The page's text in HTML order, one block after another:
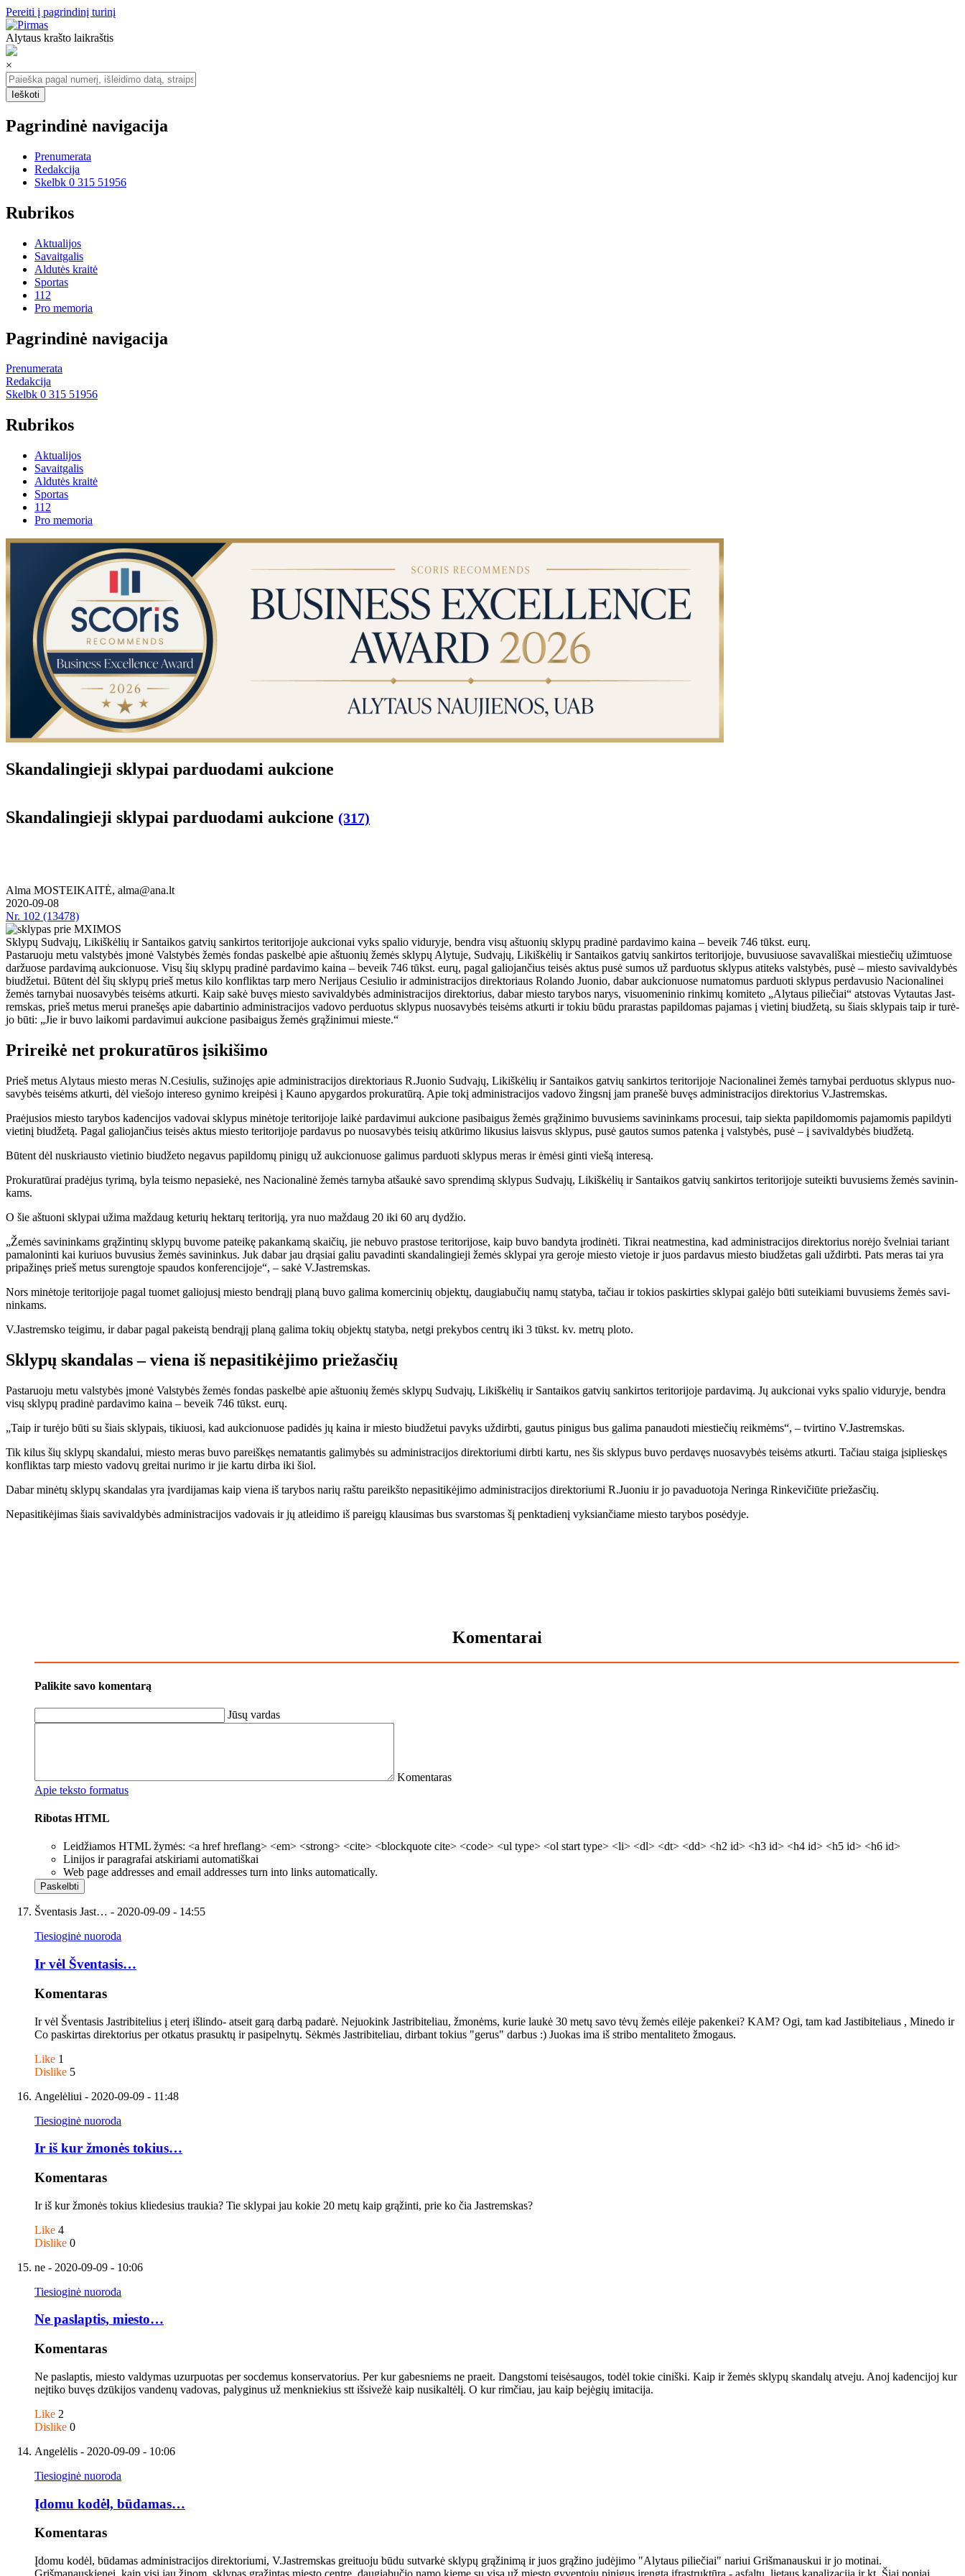
Pereiti į pagrindinį turinį
Alytaus krašto laikraštis
×
Pagrindinė navigacija
Prenumerata
Redakcija
Skelbk 0 315 51956
Rubrikos
Aktualijos
Savaitgalis
Aldutės kraitė
Sportas
112
Pro memoria
Pagrindinė navigacija
Prenumerata
Redakcija
Skelbk 0 315 51956
Rubrikos
Aktualijos
Savaitgalis
Aldutės kraitė
Sportas
112
Pro memoria
Skan­da­lin­gie­ji skly­pai par­duo­da­mi auk­cio­ne
Skan­da­lin­gie­ji skly­pai par­duo­da­mi auk­cio­ne (317)
Alma MOSTEIKAITĖ, alma@ana.lt
2020-09-08
Nr. 102 (13478)
Skly­pų Su­dva­jų, Li­kiš­kė­lių ir San­tai­kos gat­vių san­kir­tos te­ri­to­ri­jo­je auk­cio­nai vyks spa­lio vi­du­ry­je, ben­dra vi­sų aštuonių skly­pų pra­di­nė par­da­vi­mo kai­na – be­veik 746 tūkst. eu­rų.
Pas­ta­ruo­ju me­tu vals­ty­bės įmo­nė Vals­ty­bės že­mės fon­das pa­skel­bė apie aš­tuo­nių že­mės skly­pų Aly­tu­je, Su­dva­jų, Li­kiš­kė­lių ir San­tai­kos gat­vių san­kir­tos te­ri­to­ri­jo­je, bu­vu­siuo­se sa­va­va­liš­kai mies­tie­čių už­im­tuo­se
dar­žuo­se par­da­vi­mą auk­cio­nuo­se. Vi­sų šių skly­pų pra­di­nė par­da­vi­mo kai­na – be­veik 746 tūkst. eu­rų, pa­gal ga­lio­jan­čius tei­sės ak­tus pu­sė su­mos už par­duo­tus skly­pus ati­teks vals­ty­bės, pu­sė – mies­to sa­vi­val­dy­bės
biu­dže­tui. Bū­tent dėl šių skly­pų prieš me­tus ki­lo kon­flik­tas tarp me­ro Ne­ri­jaus Ce­siu­lio ir ad­mi­nist­ra­ci­jos di­rek­to­riaus Ro­lan­do Juo­nio, da­bar auk­cio­nuo­se nu­ma­to­mus par­duo­ti skly­pus per­da­vu­sio Na­cio­na­li­nei
že­mės tar­ny­bai nuo­sa­vy­bės tei­sėms at­kur­ti. Kaip sa­kė bu­vęs mies­to sa­vi­val­dy­bės ad­mi­nist­ra­ci­jos di­rek­to­rius, da­bar mies­to ta­ry­bos na­rys, vi­suo­me­ni­nio rin­ki­mų ko­mi­te­to „Aly­taus pi­lie­čiai“ at­sto­vas Vy­tau­tas Jast­
rems­kas, prieš me­tus me­rui pra­ne­šęs apie da­bar­ti­nio ad­mi­nist­ra­ci­jos va­do­vo per­duo­tus skly­pus nuo­sa­vy­bės tei­sėms at­kur­ti ir to­kiu bū­du pra­ras­tas pa­pil­do­mas pa­ja­mas į vie­ti­nį biu­dže­tą, su šiais skly­pais taip ir tu­rė­
jo bū­ti: „Jie ir bu­vo lai­ko­mi par­da­vi­mui auk­cio­ne pa­si­bai­gus že­mės grą­ži­ni­mui mies­te.“
Pri­rei­kė net pro­ku­ra­tū­ros įsi­ki­ši­mo
Prieš me­tus Aly­taus mies­to me­ras N.Ce­siu­lis, su­ži­no­jęs apie ad­mi­nist­ra­ci­jos di­rek­to­riaus R.Juo­nio Su­dva­jų, Li­kiš­kė­lių ir San­tai­kos gat­vių san­kir­tos te­ri­to­ri­jo­je Nacionalinei žemės tarnybai per­duo­tus skly­pus nuo­
sa­vy­bės tei­sėms at­kur­ti, dėl vie­šo­jo in­te­re­so gy­ni­mo krei­pė­si į Kau­no apy­gar­dos pro­ku­ra­tū­rą. Apie to­kį ad­mi­nist­ra­ci­jos va­do­vo žings­nį jam pra­ne­šė bu­vęs ad­mi­nist­ra­ci­jos di­rek­to­rius V.Jast­rems­kas.
Pra­ėju­sios mies­to ta­ry­bos ka­den­ci­jos va­do­vai skly­pus mi­nė­to­je te­ri­to­ri­jo­je lai­kė par­da­vi­mui auk­cio­ne pa­si­bai­gus že­mės grą­ži­ni­mo bu­vu­siems sa­vi­nin­kams pro­ce­sui, taip siek­ta pa­pil­do­mo­mis pa­ja­mo­mis pa­pil­dy­ti
vie­ti­nį biu­dže­tą. Pa­gal ga­lio­jan­čius tei­sės ak­tus mies­to te­ri­to­ri­jo­je par­da­vus po nuo­sa­vy­bės tei­sių at­kū­ri­mo li­ku­sius lais­vus skly­pus, pu­sė gau­tos su­mos pa­ten­ka į vals­ty­bės, pu­sė – į sa­vi­val­dy­bės biu­dže­tą.
Bū­tent dėl nu­skriaus­to vie­ti­nio biu­dže­to ne­ga­vus pa­pil­do­mų pi­ni­gų už auk­cio­nuo­se ga­li­mus par­duo­ti skly­pus me­ras ir ėmė­si gin­ti vie­šą in­te­re­są.
Pro­ku­ra­tū­rai pra­dė­jus ty­ri­mą, by­la teis­mo ne­pa­sie­kė, nes Na­cio­na­li­nė že­mės tar­ny­ba at­šau­kė sa­vo spren­di­mą skly­pus Su­dva­jų, Li­kiš­kė­lių ir San­tai­kos gat­vių san­kir­tos te­ri­to­ri­jo­je su­teik­ti bu­vu­siems že­mės sa­vi­nin­
kams.
O šie aš­tuo­ni skly­pai už­ima maž­daug ke­tu­rių hek­ta­rų te­ri­to­ri­ją, yra nuo maž­daug 20 iki 60 arų dy­džio.
„Že­mės sa­vi­nin­kams grą­žin­ti­nų skly­pų bu­vo­me pa­tei­kę pa­kan­ka­mą skai­čių, jie ne­bu­vo pra­sto­se te­ri­to­ri­jo­se, kaip bu­vo ban­dy­ta įro­di­nė­ti. Tik­rai ne­at­mes­ti­na, kad ad­mi­nist­ra­ci­jos di­rek­to­rius no­rė­jo švel­niai ta­riant
pa­ma­lo­nin­ti kai ku­riuos bu­vu­sius že­mės sa­vi­nin­kus. Juk da­bar jau drą­siai ga­liu pa­va­din­ti skan­da­lin­gie­ji že­mės skly­pai yra ge­ro­je mies­to vie­to­je ir juos par­da­vus mies­to biu­dže­tas ga­li už­dirb­ti. Pats me­ras tai yra
pri­pa­ži­nęs prieš me­tus su­reng­to­je spau­dos kon­fe­ren­ci­jo­je“, – sa­kė V.Jast­rems­kas.
Nors mi­nė­to­je te­ri­to­ri­jo­je pa­gal tuo­met ga­lio­ju­sį mies­to ben­drą­jį pla­ną bu­vo ga­li­ma ko­mer­ci­nių ob­jek­tų, dau­gia­bu­čių na­mų sta­ty­ba, ta­čiau ir to­kios pa­skir­ties skly­pai ga­lė­jo bū­ti su­tei­kia­mi bu­vu­siems že­mės sa­vi­
nin­kams.
V.Jast­rems­ko tei­gi­mu, ir da­bar pa­gal pa­keis­tą ben­drą­jį pla­ną ga­li­ma to­kių ob­jek­tų sta­ty­ba, net­gi pre­ky­bos cen­trų iki 3 tūkst. kv. met­rų plo­to.
Skly­pų skan­da­las – vie­na iš ne­pa­si­ti­kė­ji­mo prie­žas­čių
Pas­ta­ruo­ju me­tu vals­ty­bės įmo­nė Vals­ty­bės že­mės fon­das pa­skel­bė apie aš­tuo­nių že­mės skly­pų Su­dva­jų, Li­kiš­kė­lių ir San­tai­kos gat­vių san­kir­tos te­ri­to­ri­jo­je par­davimą. Jų auk­cio­nai vyks spa­lio vi­du­ry­je, ben­dra
vi­sų skly­pų pra­di­nė par­da­vi­mo kai­na – be­veik 746 tūkst. eu­rų.
„Taip ir tu­rė­jo bū­ti su šiais skly­pais, ti­kiuo­si, kad auk­cio­nuo­se pa­di­dės jų kai­na ir mies­to biu­dže­tui pa­vyks už­dirb­ti, gau­tus pi­ni­gus bus ga­li­ma pa­nau­do­ti mies­tie­čių reik­mėms“, – tvir­ti­no V.Jast­rems­kas.
Tik ki­lus šių skly­pų skan­da­lui, mies­to me­ras bu­vo pa­reiš­kęs ne­ma­tan­tis ga­li­my­bės su ad­mi­nist­ra­ci­jos di­rek­to­riu­mi dirb­ti kar­tu, nes šis skly­pus bu­vo per­da­vęs nuo­sa­vy­bės tei­sėms at­kur­ti. Ta­čiau stai­ga įsi­plies­kęs
kon­flik­tas tarp mies­to va­do­vų grei­tai nu­ri­mo ir jie kar­tu dir­ba iki šiol.
Da­bar mi­nė­tų skly­pų skan­da­las yra įvar­di­ja­mas kaip vie­na iš ta­ry­bos na­rių raš­tu pa­reikš­to ne­pa­si­ti­kė­ji­mo ad­mi­nist­ra­ci­jos di­rek­to­riu­mi R.Juo­niu ir jo pa­va­duo­to­ja Ne­rin­ga Rin­ke­vi­čiū­te prie­žas­čių.
Ne­pa­si­ti­kė­ji­mas šiais sa­vi­val­dy­bės ad­mi­nist­ra­ci­jos va­do­vais ir jų at­lei­di­mo iš pa­rei­gų klau­si­mas bus svars­to­mas šį penk­ta­die­nį vyk­sian­čia­me mies­to ta­ry­bos po­sė­dy­je.
Komentarai
Palikite savo komentarą
Jūsų vardas
Komentaras
Apie teksto formatus
Ribotas HTML
Leidžiamos HTML žymės: <a href hreflang> <em> <strong> <cite> <blockquote cite> <code> <ul type> <ol start type> <li> <dl> <dt> <dd> <h2 id> <h3 id> <h4 id> <h5 id> <h6 id>
Linijos ir paragrafai atskiriami automatiškai
Web page addresses and email addresses turn into links automatically.
Šventasis Jast… - 2020-09-09 - 14:55
Tiesioginė nuoroda
Ir vėl Šventasis…
Komentaras
Ir vėl Šventasis Jastribitelius į eterį išlindo- atseit garą darbą padarė. Nejuokink Jastribiteliau, žmonėms, kurie laukė 30 metų savo tėvų žemės eilėje pakenkei? KAM? Ogi, tam kad Jastibiteliaus , Minedo ir
Co paskirtas direktorius per otkatus prasuktų ir pasipelnytų. Sėkmės Jastribiteliau, dirbant tokius "gerus" darbus :) Juokas ima iš stribo mentaliteto žmogaus.
Like 1
Dislike 5
Angelėliui - 2020-09-09 - 11:48
Tiesioginė nuoroda
Ir iš kur žmonės tokius…
Komentaras
Ir iš kur žmonės tokius kliedesius traukia? Tie sklypai jau kokie 20 metų kaip grąžinti, prie ko čia Jastremskas?
Like 4
Dislike 0
ne - 2020-09-09 - 10:06
Tiesioginė nuoroda
Ne paslaptis, miesto…
Komentaras
Ne paslaptis, miesto valdymas uzurpuotas per socdemus konservatorius. Per kur gabesniems ne praeit. Dangstomi teisėsaugos, todėl tokie ciniški. Kaip ir žemės sklypų skandalų atveju. Anoj kadencijoj kur
neįtiko buvęs dzūkijos vandenų vadovas, palyginus už menkniekius stt išsivežė kaip nusikaltėlį. O kur rimčiau, jau kaip bejėgių imitacija.
Like 2
Dislike 0
Angelėlis - 2020-09-09 - 10:06
Tiesioginė nuoroda
Įdomu kodėl, būdamas…
Komentaras
Įdomu kodėl, būdamas administracijos direktoriumi, V.Jastremskas greituoju būdu sutvarkė sklypų grąžinimą ir juos grąžino judėjimo "Alytaus piliečiai" nariui Grišmanauskui ir jo motinai.
Grišmanauskienei, kaip visi jau žinom, sklypas grąžintas miesto centre, daugiabučio namo kieme su visa už miesto gyventojų pinigus įrengta ifrastruktūra - asfaltu, lietaus kanalizacija ir kt. Šiai poniai